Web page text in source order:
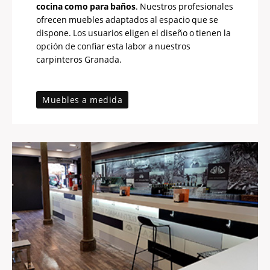
cocina como para baños. Nuestros profesionales
ofrecen muebles adaptados al espacio que se
dispone. Los usuarios eligen el diseño o tienen la
opción de confiar esta labor a nuestros
carpinteros Granada.
Muebles a medida